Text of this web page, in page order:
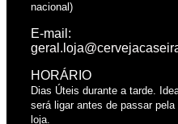
nacional)
E-mail:
HORÁRIO
Dias Úteis durante a tarde.
será ligar antes de passar pela
loja.